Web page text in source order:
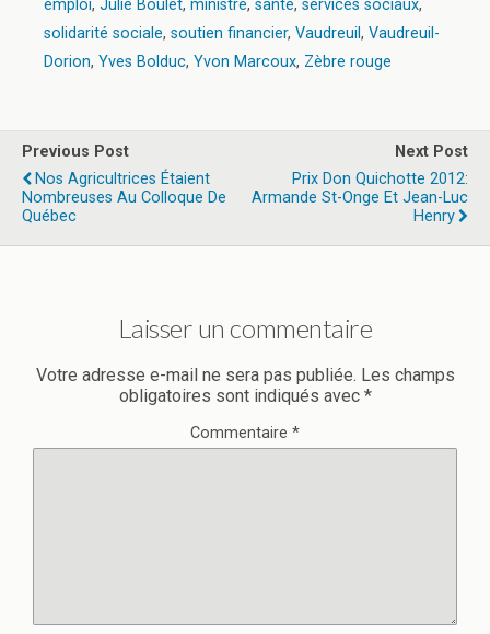
emploi, Julie Boulet, ministre, santé, services sociaux,
solidarité sociale, soutien financier, Vaudreuil , Vaudreuil-
Dorion, Yves Bolduc, Yvon Marcoux, Zèbre rouge
Previous Post
Nos Agricultrices Étaient
Nombreuses Au Colloque De
Québec
Next Post
Prix Don Quichotte 2012:
Armande St-Onge Et Jean-Luc
Henry
Laisser un commentaire
Votre adresse e-mail ne sera pas publiée. Les champs
obligatoires sont indiqués avec *
Commentaire *